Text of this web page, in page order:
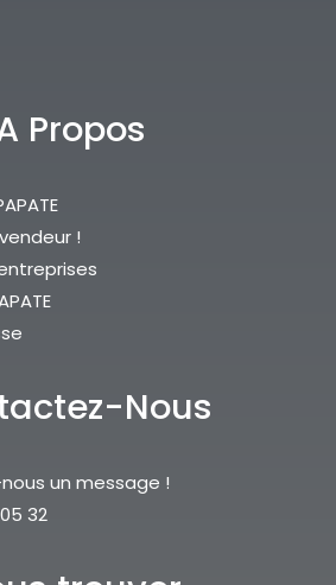
Propos
!
Nous
un message !
32